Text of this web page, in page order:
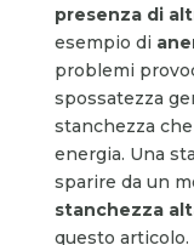
presenza di
esempio di
problemi
spossatezza
stanchezza
energia. Una
sparire da un
stanchezza
questo articolo.